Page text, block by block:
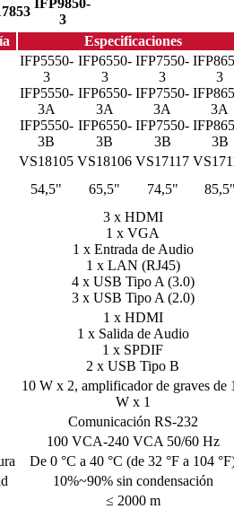
3
Especificaciones
IFP5550-
3
IFP5550-
3A
IFP5550-
3B
IFP6550-
3
IFP6550-
3A
IFP6550-
3B
IFP7550-
3
IFP7550-
3A
IFP7550-
3B
3
3A
3B
VS18105 VS18106 VS17117
54,5" 65,5" 74,5"
3 x HDMI
1 x VGA
1 x Entrada de Audio
1 x LAN (RJ45)
4 x USB Tipo A (3.0)
3 x USB Tipo A (2.0)
1 x HDMI
1 x Salida de Audio
1 x SPDIF
2 x USB Tipo B
10 W x 2, amplificador de graves de
W x 1
Comunicación RS-232
100 VCA-240 VCA 50/60 Hz
De 0 °C a 40 °C (de 32 °F a 104
10%~90% sin condensación
≤ 2000 m